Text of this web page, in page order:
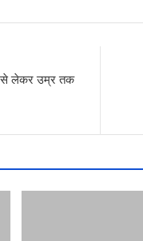
ar
से लेकर उम्र तक